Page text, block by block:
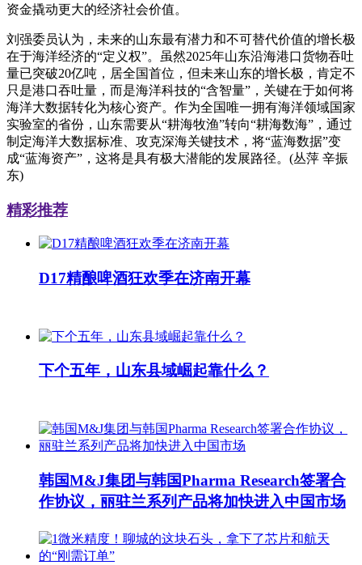
资金撬动更大的经济社会价值。
刘强委员认为，未来的山东最有潜力和不可替代价值的增长极
在于海洋经济的“定义权”。虽然2025年山东沿海港口货物吞吐
量已突破20亿吨，居全国首位，但未来山东的增长极，肯定不
只是港口吞吐量，而是海洋科技的“含智量”，关键在于如何将
海洋大数据转化为核心资产。作为全国唯一拥有海洋领域国家
实验室的省份，山东需要从“耕海牧渔”转向“耕海数海”，通过
制定海洋大数据标准、攻克深海关键技术，将“蓝海数据”变
成“蓝海资产”，这将是具有极大潜能的发展路径。(丛萍 辛振
东)
精彩推荐
D17精酿啤酒狂欢季在济南开幕
下个五年，山东县域崛起靠什么？
韩国M&J集团与韩国Pharma Research签署合
作协议，丽驻兰系列产品将加快进入中国市场